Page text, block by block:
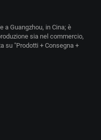
a Guangzhou, in Cina; è
sia nel commercio,
su "Prodotti + Consegna +